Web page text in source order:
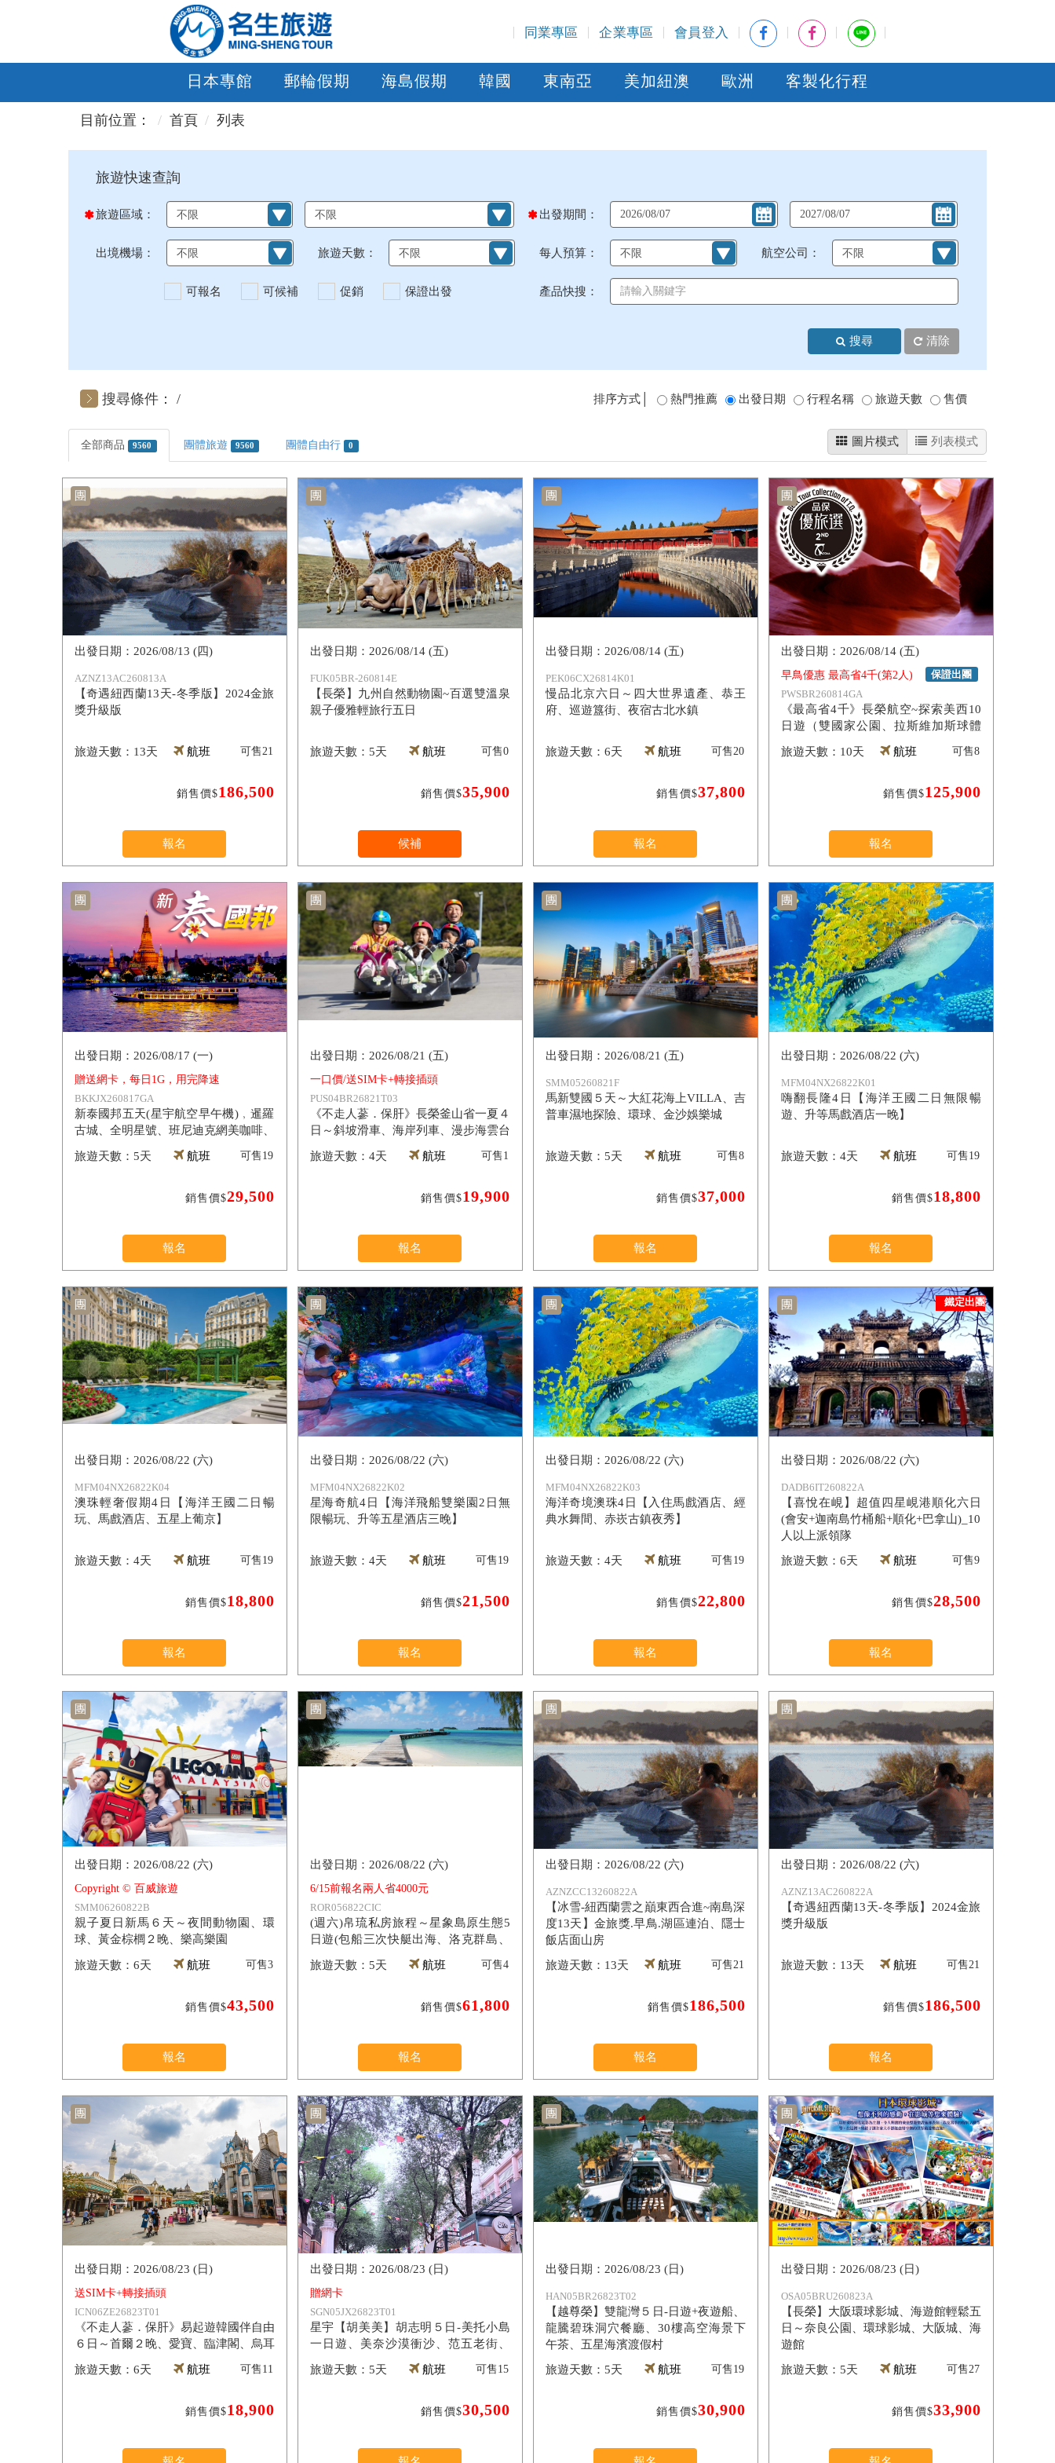
同業專區 企業專區 會員登入
日本專館 郵輪假期 海島假期 韓國 東南亞 美加紐澳 歐洲 客製化行程
目前位置： 首頁 列表
旅遊區域： 出發期間：
出境機場： 旅遊天數： 每人預算： 航空公司：
可報名 可候補 促銷 保證出發 產品快搜：
搜尋 清除
搜尋條件： 排序方式│ 熱門推薦 出發日期 行程名稱 旅遊天數 售價
全部商品 9560 團體旅遊 9560 團體自由行 0 圖片模式 列表模式
團
AZNZ13AC260813A
【奇遇紐西蘭13天-冬季版】2024金旅
獎升級版
13天
2026/08/13 (四)
航班
銷售價$186,500
可售21
報名
團
FUK05BR-260814E
【長榮】九州自然動物園~百選雙溫泉
親子優雅輕旅行五日
5天
2026/08/14 (五)
航班
銷售價$35,900
可售0
候補
團
PEK06CX26814K01
慢品北京六日～四大世界遺產、恭王
府、巡遊簋街、夜宿古北水鎮
6天
2026/08/14 (五)
航班
銷售價$37,800
可售20
報名
團
早鳥優惠 最高省4千(第2人)
PWSBR260814GA
《最高省4千》長榮航空~探索美西10
日遊（雙國家公園、拉斯維加斯球體
（入內參觀）、羚羊峽谷雙奇觀、環球
影城）
保證出團
10天
2026/08/14 (五)
航班
銷售價$125,900
可售8
報名
團
贈送網卡，每日1G，用完降速
BKKJX260817GA
新泰國邦五天(星宇航空早午機)﹐暹羅
古城、全明星號、班尼迪克網美咖啡、
指壓按摩翡翠灣海灘俱樂部、爽泰渡
假、莊園喬德夜市
5天
2026/08/17 (一)
航班
銷售價$29,500
可售19
報名
團
一口價/送SIM卡+轉接插頭
PUS04BR26821T03
《不走人蔘．保肝》長榮釜山省一夏４
日～斜坡滑車、海岸列車、漫步海雲台
4天
2026/08/21 (五)
航班
銷售價$19,900
可售1
報名
團
SMM05260821F
馬新雙國５天～大紅花海上VILLA、吉
普車濕地探險、環球、金沙娛樂城
5天
2026/08/21 (五)
航班
銷售價$37,000
可售8
報名
團
MFM04NX26822K01
嗨翻長隆4日【海洋王國二日無限暢
遊、升等馬戲酒店一晚】
4天
2026/08/22 (六)
航班
銷售價$18,800
可售19
報名
團
MFM04NX26822K04
澳珠輕奢假期4日【海洋王國二日暢
玩、馬戲酒店、五星上葡京】
4天
2026/08/22 (六)
航班
銷售價$18,800
可售19
報名
團
MFM04NX26822K02
星海奇航4日【海洋飛船雙樂園2日無
限暢玩、升等五星酒店三晚】
4天
2026/08/22 (六)
航班
銷售價$21,500
可售19
報名
團
MFM04NX26822K03
海洋奇境澳珠4日【入住馬戲酒店、經
典水舞間、赤崁古鎮夜秀】
4天
2026/08/22 (六)
航班
銷售價$22,800
可售19
報名
團
DADB6IT260822A
【喜悅在峴】超值四星峴港順化六日
(會安+迦南島竹桶船+順化+巴拿山)_10
人以上派領隊
6天
2026/08/22 (六)
航班
銷售價$28,500
可售9
報名
鐵定出團
團
Copyright © 百威旅遊
SMM06260822B
親子夏日新馬６天～夜間動物園、環
球、黃金棕櫚２晚、樂高樂園
6天
2026/08/22 (六)
航班
銷售價$43,500
可售3
報名
團
6/15前報名兩人省4000元
ROR056822CIC
(週六)帛琉私房旅程～星象島原生態5
日遊(包船三次快艇出海、洛克群島、
無毒水母湖、牛奶湖、大斷層、老爺度
假村）
5天
2026/08/22 (六)
航班
銷售價$61,800
可售4
報名
團
AZNZCC13260822A
【冰雪-紐西蘭雲之巔東西合進~南島深
度13天】金旅獎.早鳥.湖區連泊、隱士
飯店面山房
13天
2026/08/22 (六)
航班
銷售價$186,500
可售21
報名
團
AZNZ13AC260822A
【奇遇紐西蘭13天-冬季版】2024金旅
獎升級版
13天
2026/08/22 (六)
航班
銷售價$186,500
可售21
報名
團
送SIM卡+轉接插頭
ICN06ZE26823T01
《不走人蔘．保肝》易起遊韓國伴自由
６日～首爾２晚、愛寶、臨津閣、烏耳
6天
2026/08/23 (日)
航班
銷售價$18,900
可售11
團
贈網卡
SGN05JX26823T01
星宇【胡美美】胡志明５日-美托小島
一日遊、美奈沙漠衝沙、范五老街、
Landmark 81、超人氣海鮮自助餐
5天
2026/08/23 (日)
航班
銷售價$30,500
可售15
團
HAN05BR26823T02
【越尊榮】雙龍灣５日-日遊+夜遊船、
龍騰碧珠洞穴餐廳、30樓高空海景下
午茶、五星海濱渡假村
5天
2026/08/23 (日)
航班
銷售價$30,900
可售19
團
OSA05BRU260823A
【長榮】大阪環球影城、海遊館輕鬆五
日～奈良公園、環球影城、大阪城、海
遊館
5天
2026/08/23 (日)
航班
銷售價$33,900
可售27